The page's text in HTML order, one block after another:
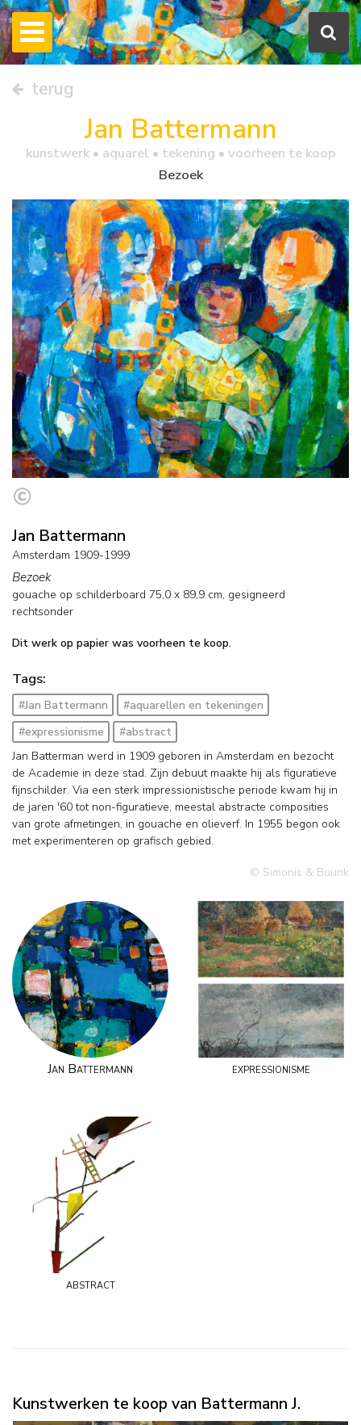
terug
Jan Battermann
kunstwerk • aquarel • tekening • voorheen te koop
Bezoek
Jan Battermann
Amsterdam 1909-1999
Bezoek
gouache op schilderboard 75,0 x 89,9 cm, gesigneerd
rechtsonder
Dit werk op papier was voorheen te koop.
Tags:
#Jan Battermann
#aquarellen en tekeningen
#expressionisme
#abstract
Jan Batterman werd in 1909 geboren in Amsterdam en bezocht
de Academie in deze stad. Zijn debuut maakte hij als figuratieve
fijnschilder. Via een sterk impressionistische periode kwam hij in
de jaren '60 tot non-figuratieve, meestal abstracte composities
van grote afmetingen, in gouache en olieverf. In 1955 begon ook
met experimenteren op grafisch gebied.
© Simonis & Buunk
Jan Battermann expressionisme
abstract
Kunstwerken te koop van Battermann J.